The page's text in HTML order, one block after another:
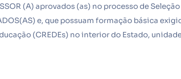
(A) aprovados (as) no processo de
e, que possuam formação básica
(CREDEs) no interior do Estado,